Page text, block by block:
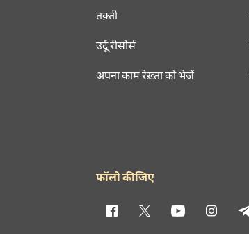
तक़्ती
उर्दू रीसोर्स
अपना काम रेख़्ता को भेजें
फॉलो कीजिए